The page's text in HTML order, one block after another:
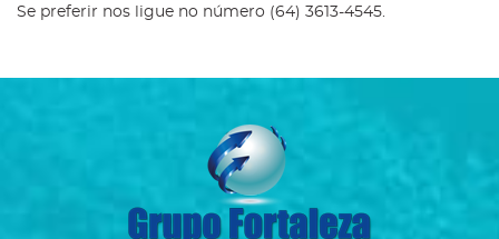
Se preferir nos ligue no número (64) 3613-4545.